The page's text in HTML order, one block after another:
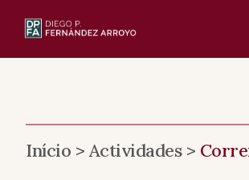
Início >Actividades >